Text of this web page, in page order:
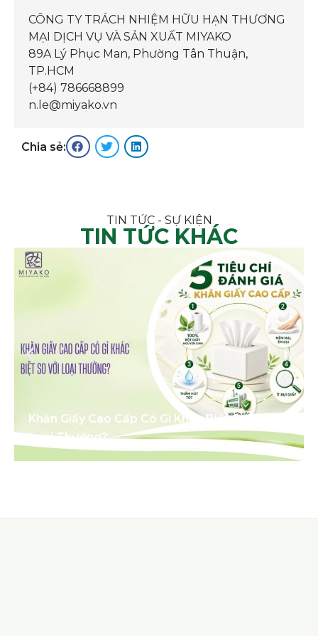
CÔNG TY TRÁCH NHIỆM HỮU HẠN THƯƠNG
MẠI DỊCH VỤ VÀ SẢN XUẤT MIYAKO
89A Lý Phục Man, Phường Tân Thuận,
TP.HCM
(+84) 786668899
n.le@miyako.vn
Chia sẻ:
TIN TỨC - SỰ KIỆN
TIN TỨC KHÁC
Khăn Giấy Cao Cấp Có Gì Khác Biệt So Với
Loại Thường?